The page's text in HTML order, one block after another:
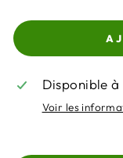
Disponible à
Voir les